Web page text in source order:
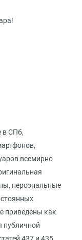
в СПб,
всемирно
персональные
приведены как
публичной